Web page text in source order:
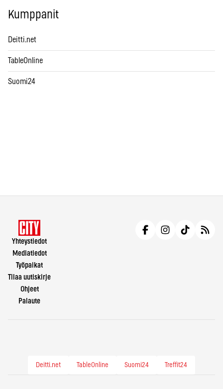
Kumppanit
Deitti.net
TableOnline
Suomi24
Yhteystiedot
Mediatiedot
Työpaikat
Tilaa uutiskirje
Ohjeet
Palaute
Deitti.net TableOnline Suomi24 Treffit24